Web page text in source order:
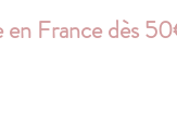
en France dès